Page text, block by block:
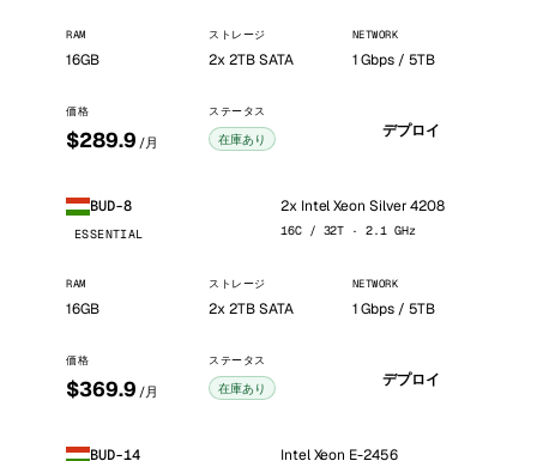
RAM
16GB
ストレージ
2x 2TB SATA
NETWORK
1 Gbps / 5TB
価格
$289.9 /月
ステータス
在庫あり デプロイ
BUD-8
ESSENTIAL
2x Intel Xeon Silver 4208
16C / 32T · 2.1 GHz
RAM
16GB
ストレージ
2x 2TB SATA
NETWORK
1 Gbps / 5TB
価格
$369.9 /月
ステータス
在庫あり デプロイ
BUD-14 Intel Xeon E-2456